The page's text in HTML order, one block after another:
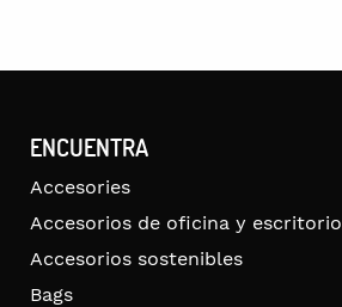
ENCUENTRA
Accesories
Accesorios de oficina y escritorio
Accesorios sostenibles
Bags